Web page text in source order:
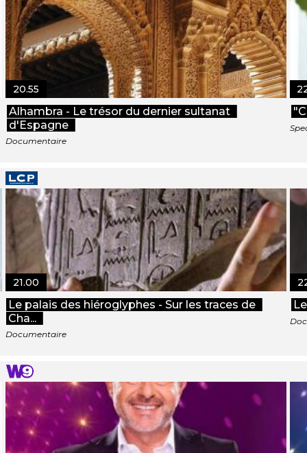
20.55
Alhambra - Le trésor du dernier sultanat
d'Espagne
Documentaire
21.00
Le palais des hiéroglyphes - Sur les traces de
Cha...
Documentaire